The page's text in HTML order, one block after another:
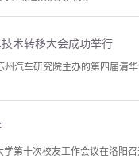
术转移大会成功举行
汽车研究院主办的第四届清
第十次校友工作会议在洛阳召